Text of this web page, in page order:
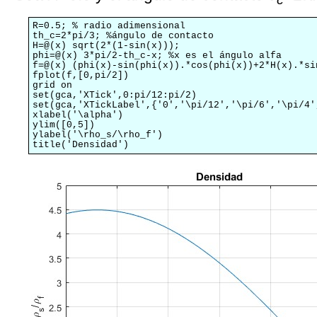
R=0.5; % radio adimensional
th_c=2*pi/3; %ángulo de contacto
H=@(x) sqrt(2*(1-sin(x)));
phi=@(x) 3*pi/2-th_c-x; %x es el ángulo alfa
f=@(x) (phi(x)-
fplot(f,[0,pi/2])
grid on
set(gca,'XTick',0:pi/12:pi/2)
set(gca,'XTickLabel',{'0','\pi/12','\pi/
xlabel('\alpha')
ylim([0,5])
ylabel('\rho_s/\rho_f')
title('Densidad')